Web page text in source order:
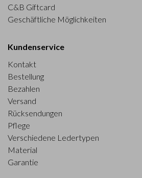
C&B Giftcard
Geschäftliche Möglichkeiten
Kundenservice
Kontakt
Bestellung
Bezahlen
Versand
Rücksendungen
Pflege
Verschiedene Ledertypen
Material
Garantie